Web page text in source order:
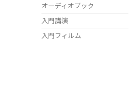
オーディオブック
入門講演
入門フィルム